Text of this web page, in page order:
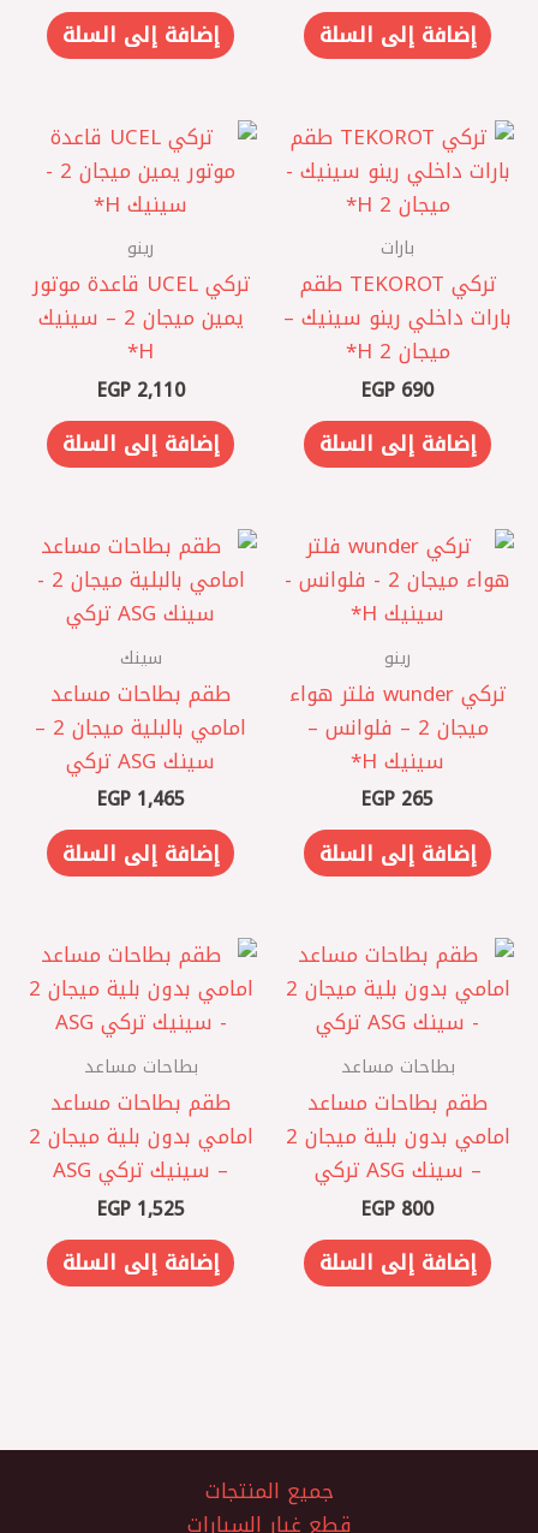
إضافة إلى السلة إضافة إلى السلة
بارات
تركي TEKOROT طقم
بارات داخلي رينو سينيك –
ميجان 2 H*
EGP 690
إضافة إلى السلة
رينو
تركي UCEL قاعدة موتور
يمين ميجان 2 – سينيك
EGP2,110
إضافة إلى السلة
رينو
تركي wunder فلتر هواء
ميجان 2 – فلوانس –
سينيك H*
EGP 265
إضافة إلى السلة
سينك
طقم بطاحات مساعد
امامي بالبلية ميجان 2 –
سينك ASG تركي
EGP1,465
إضافة إلى السلة
بطاحات مساعد
طقم بطاحات مساعد
امامي بدون بلية ميجان 2
– سينك ASG تركي
EGP 800
إضافة إلى السلة
بطاحات مساعد
طقم بطاحات مساعد
امامي بدون بلية ميجان 2
– سينيك تركي ASG
EGP1,525
إضافة إلى السلة
جميع المنتجات
قطع غيار السيارات